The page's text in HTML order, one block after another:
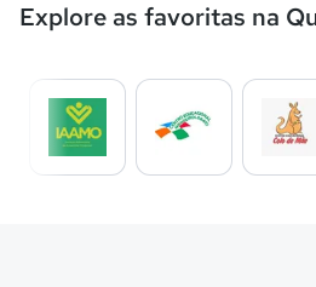
Explore as favoritas na